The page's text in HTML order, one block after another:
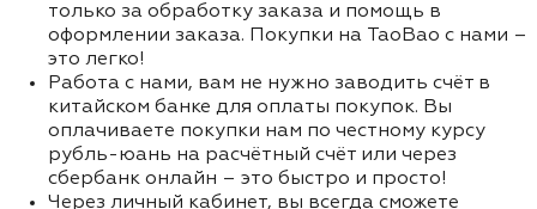
только за обработку заказа и помощь в
оформлении заказа. Покупки на TaoBao с нами –
это легко!
Работа с нами, вам не нужно заводить счёт в
китайском банке для оплаты покупок. Вы
оплачиваете покупки нам по честному курсу
рубль-юань на расчётный счёт или через
сбербанк онлайн – это быстро и просто!
Через личный кабинет, вы всегда сможете